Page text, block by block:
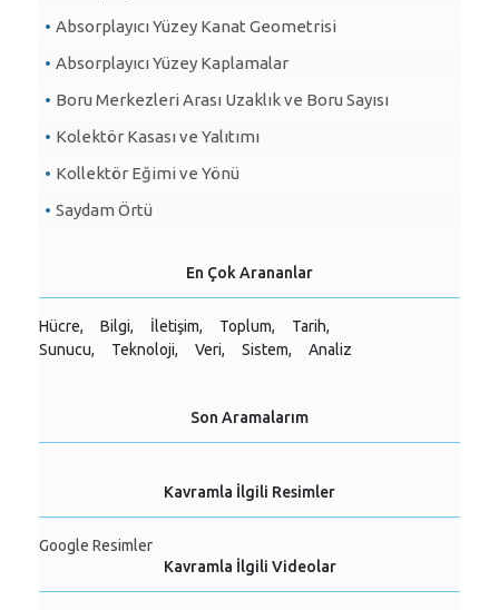
Absorplayıcı Yüzey Kanat Geometrisi
Absorplayıcı Yüzey Kaplamalar
Boru Merkezleri Arası Uzaklık ve Boru Sayısı
Kolektör Kasası ve Yalıtımı
Kollektör Eğimi ve Yönü
Saydam Örtü
En Çok Arananlar
Hücre, Bilgi, İletişim, Toplum,
Tarih,
Sunucu,
Teknoloji, Veri, Sistem, Analiz
Son Aramalarım
Kavramla İlgili Resimler
Google Resimler
Kavramla İlgili Videolar